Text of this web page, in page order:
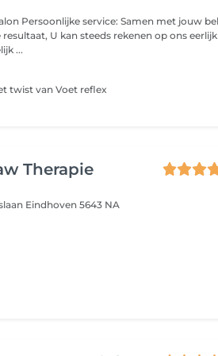
bekijken
U kan steeds rekenen op ons eerlijk
...
twist van Voet reflex
Therapie
Eindhoven 5643 NA